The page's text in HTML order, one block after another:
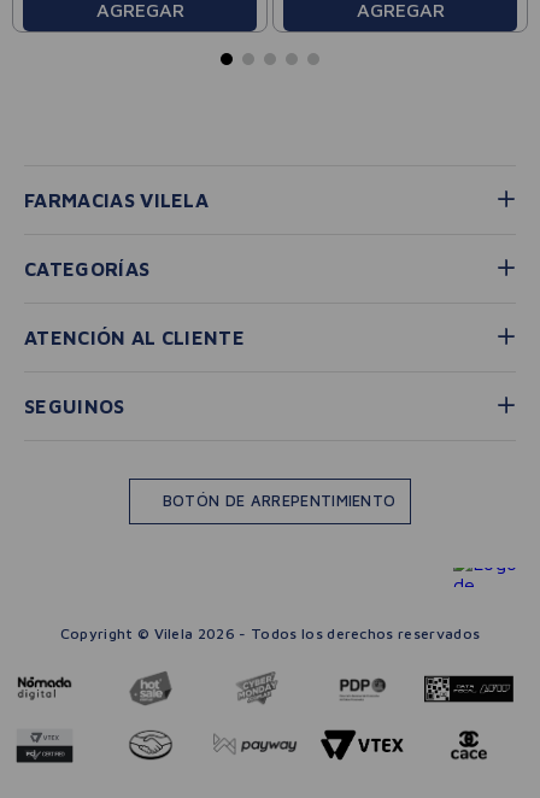
＋
AGREGAR AGREGAR
FARMACIAS VILELA
CATEGORÍAS
ATENCIÓN AL CLIENTE
SEGUINOS
BOTÓN DE ARREPENTIMIENTO
Copyright © Vilela 2026 - Todos los derechos reservados